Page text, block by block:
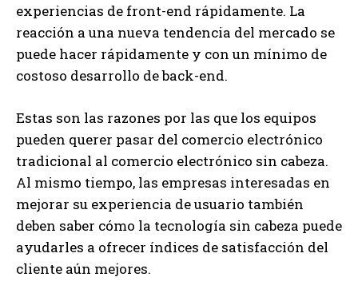
experiencias de front-end rápidamente. La
reacción a una nueva tendencia del mercado se
puede hacer rápidamente y con un mínimo de
costoso desarrollo de back-end.
Estas son las razones por las que los equipos
pueden querer pasar del comercio electrónico
tradicional al comercio electrónico sin cabeza.
Al mismo tiempo, las empresas interesadas en
mejorar su experiencia de usuario también
deben saber cómo la tecnología sin cabeza puede
ayudarles a ofrecer índices de satisfacción del
cliente aún mejores.